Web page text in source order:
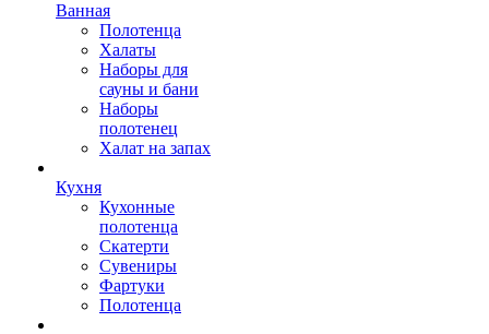
Ванная
Полотенца
Халаты
Наборы для
сауны и бани
Наборы
полотенец
Халат на запах
Кухня
Кухонные
полотенца
Скатерти
Сувениры
Фартуки
Полотенца